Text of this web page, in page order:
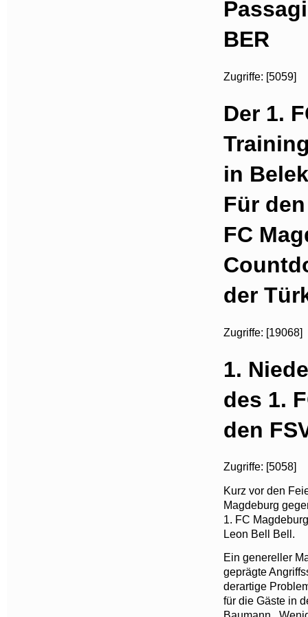
BER
Zugriffe: [5059]
Der 1.
in Belek
Für
FC
der
Zugriffe: [19068]
1.
des 1.
den
Zugriffe: [5058]
Kurz vor den
Magdeburg
1. FC
Leon Bell Bell.
Ein genereller
geprägte
derartige
für die Gäste in